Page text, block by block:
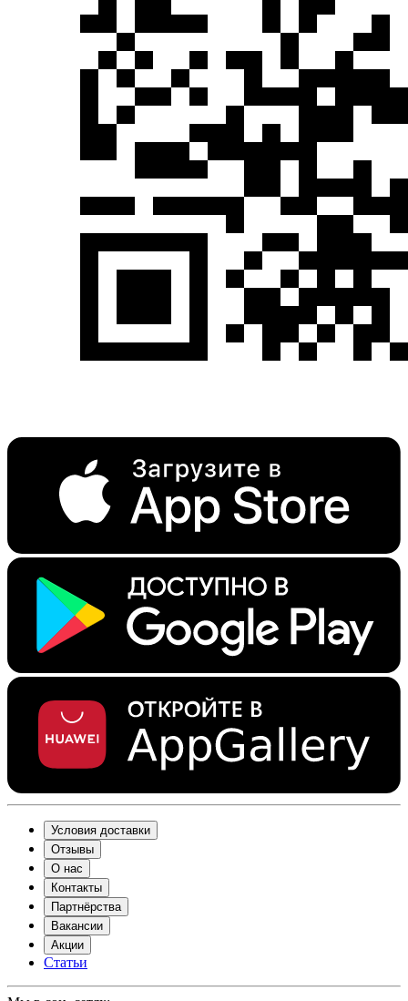
Условия доставки
Отзывы
О нас
Контакты
Партнёрства
Вакансии
Акции
Статьи